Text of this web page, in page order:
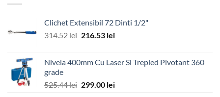
Clichet Extensibil 72 Dinti 1/2"
314.52lei Prețul
fost:
216.53 leiPrețul
216.53 lei.
Nivela 400mm Cu Laser Si Trepied Pivotant 360
grade
525.44lei Prețul
299.00 leiPrețul